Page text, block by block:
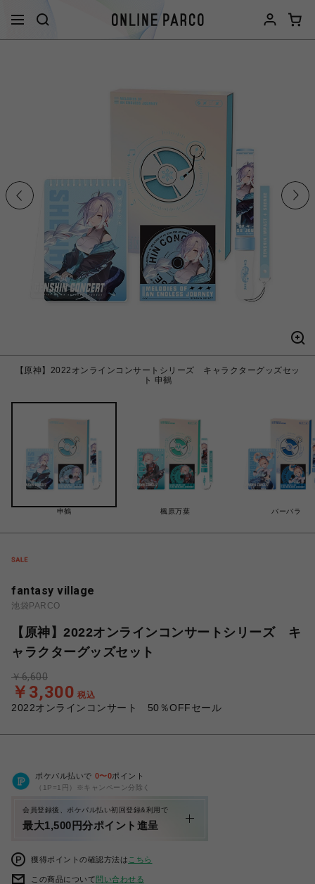
【原神】2022オンラインコンサートシリーズ キャラクターグッズセッ
ト 申鶴
申鶴 楓原万葉 バーバラ
fantasy village
池袋PARCO
【原神】2022オンラインコンサートシリーズ キ
ャラクターグッズセット
2022オンラインコンサート 50％OFFセール
￥3,300 税込
￥6,600
ポケパル払いで 0〜0ポイント
（1P=1円）※キャンペーン分除く
会員登録後、ポケパル払い初回登録&利用で
最大1,500円分ポイント進呈
獲得ポイントの確認方法は こちら
この商品について問い合わせる